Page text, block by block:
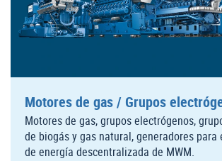
Motores de gas / Grupos
Motores de gas, grupos electrógenos,
de biogás y gas natural, generadores
de energía descentralizada de MWM.